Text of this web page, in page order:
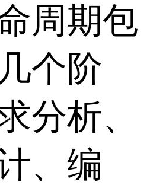
周期包
个阶
分析、
、编